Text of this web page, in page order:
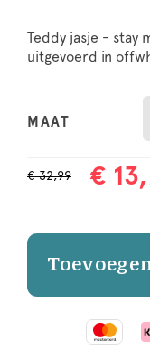
Teddy jasje - stay
uitgevoerd in
MAAT
€ 32,99 €